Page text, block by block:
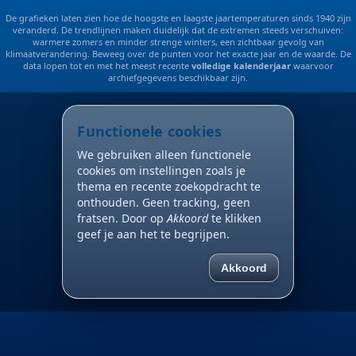
De grafieken laten zien hoe de hoogste en laagste jaartemperaturen sinds 1940 zijn
veranderd. De trendlijnen maken duidelijk dat de extremen steeds verschuiven:
warmere zomers en minder strenge winters, een zichtbaar gevolg van
klimaatverandering. Beweeg over de punten voor het exacte jaar en de waarde. De
data lopen tot en met het meest recente volledige kalenderjaarwaarvoor
archiefgegevens beschikbaar zijn.
Functionele cookies
We gebruiken alleen functionele
cookies om instellingen zoals je
thema en recente zoekopdracht te
onthouden. Geen tracking, geen
fratsen. Door opAkkoordte klikken
geef je aan het te begrijpen.
Akkoord